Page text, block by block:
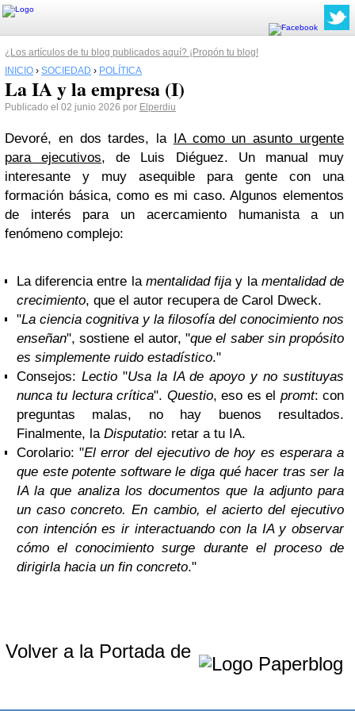
¿Los artículos de tu blog publicados aquí? ¡Propón tu blog!
INICIO › SOCIEDAD › POLÍTICA
La IA y la empresa (I)
Publicado el 02 junio 2026 por Elperdiu
Devoré, en dos tardes, la IA como un asunto urgente
para ejecutivos, de Luis Diéguez. Un manual muy
interesante y muy asequible para gente con una
formación básica, como es mi caso. Algunos elementos
de interés para un acercamiento humanista a un
fenómeno complejo:
La diferencia entre la mentalidad fijay la mentalidad de
crecimiento, que el autor recupera de Carol Dweck.
"La ciencia cognitiva y la filosofía del conocimiento nos
enseñan", sostiene el autor, "que el saber sin propósito
es simplemente ruido estadístico."
Consejos: Lectio "Usa la IA de apoyo y no sustituyas
nunca tu lectura crítica". Questio, eso es el promt: con
preguntas malas, no hay buenos resultados.
Finalmente, la Disputatio: retar a tu IA.
Corolario: "El error del ejecutivo de hoy es esperara a
que este potente software le diga qué hacer tras ser la
IA la que analiza los documentos que la adjunto para
un caso concreto. En cambio, el acierto del ejecutivo
con intención es ir interactuando con la IA y observar
cómo el conocimiento surge durante el proceso de
dirigirla hacia un fin concreto."
Volver a la Portada de